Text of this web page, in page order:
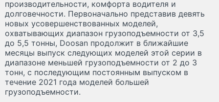
производительности, комфорта водителя и
долговечности. Первоначально представив девять
новых усовершенствованных моделей,
охватывающих диапазон грузоподъемности от 3,5
до 5,5 тонны, Doosan продолжит в ближайшие
месяцы выпуск следующих моделей этой серии в
диапазоне меньшей грузоподъемности от 2 до 3
тонн, с последующим постоянным выпуском в
течение 2021 года моделей большей
грузоподъемности.